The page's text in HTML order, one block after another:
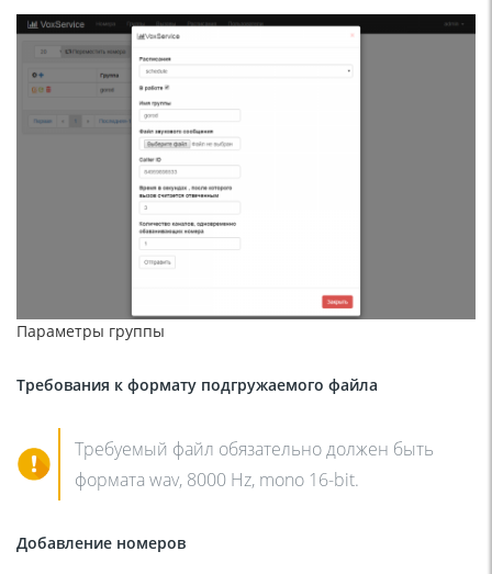
Параметры группы
Требования к формату подгружаемого файла
Требуемый файл обязательно должен быть
формата wav, 8000 Hz, mono 16-bit.
Добавление номеров